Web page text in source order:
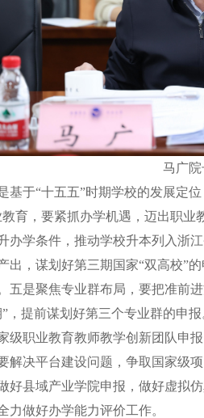
马广
基于“十五五”时期学校的发展定
育，要紧抓办学机遇，迈出职
办学条件，推动学校升本列入浙
出，谋划好第三期国家“双高校”
五是聚焦专业群布局，要把准前
，提前谋划好第三个专业群的申
级职业教育教师教学创新团队申
解决平台建设问题，争取国家级
好县域产业学院申报，做好虚拟
力做好办学能力评价工作。